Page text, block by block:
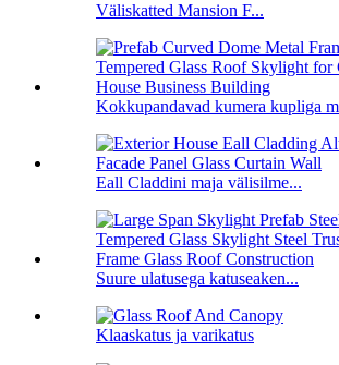
Väliskatted Mansion F...
Kokkupandavad kumera kupliga
Eall Claddini maja välisilme...
Suure ulatusega katuseaken...
Klaaskatus ja varikatus